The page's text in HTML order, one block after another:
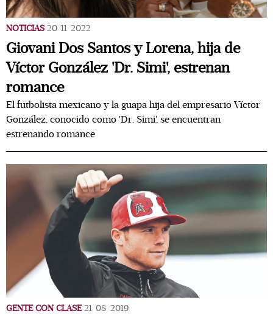
NOTICIAS 20/11/2022
Giovani Dos Santos y Lorena, hija de
Víctor González 'Dr. Simi', estrenan
romance
El futbolista mexicano y la guapa hija del empresario Víctor
González, conocido como 'Dr. Simi', se encuentran
estrenando romance
GENTE CON CLASE 21/08/2019